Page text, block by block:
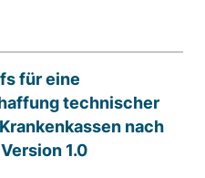
für eine
technischer
nach
1.0